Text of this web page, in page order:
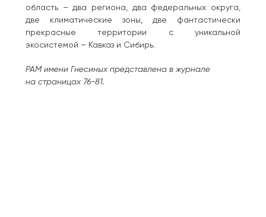
область – два региона, два федеральных округа,
две климатические зоны, две фантастически
прекрасные территории с уникальной
экосистемой – Кавказ и Сибирь.
РАМ имени Гнесиных представлена в журнале
на страницах 76-81.